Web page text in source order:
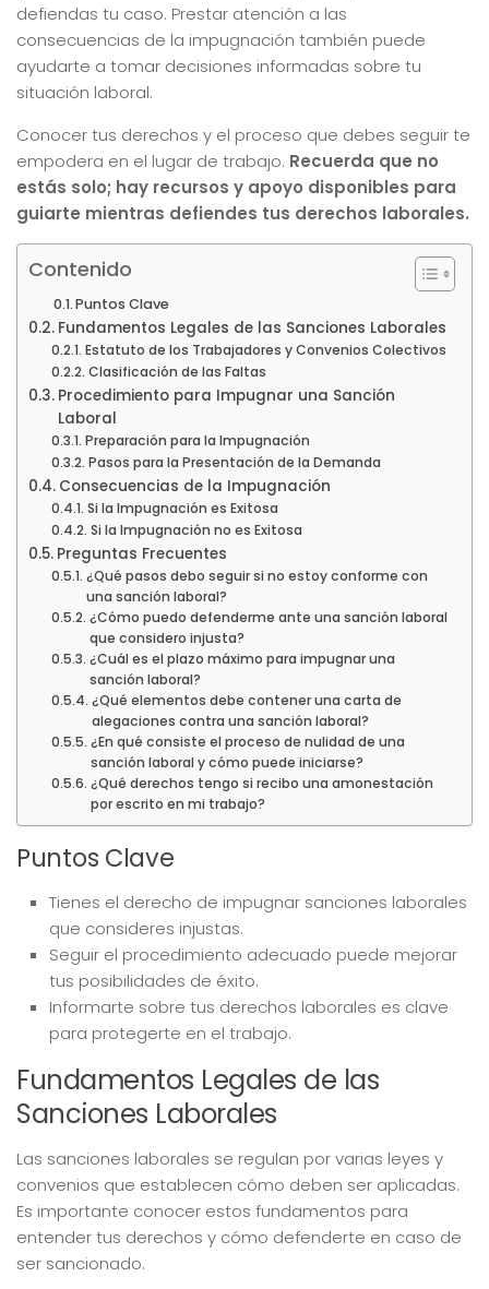
defiendas tu caso. Prestar atención a las
consecuencias de la impugnación también puede
ayudarte a tomar decisiones informadas sobre tu
situación laboral.
Conocer tus derechos y el proceso que debes seguir te
empodera en el lugar de trabajo. Recuerda que no
estás solo; hay recursos y apoyo disponibles para
guiarte mientras defiendes tus derechos laborales.
Contenido
Puntos Clave
Fundamentos Legales de las Sanciones Laborales
Estatuto de los Trabajadores y Convenios Colectivos
Clasificación de las Faltas
Procedimiento para Impugnar una Sanción
Laboral
Preparación para la Impugnación
Pasos para la Presentación de la Demanda
Consecuencias de la Impugnación
Si la Impugnación es Exitosa
Si la Impugnación no es Exitosa
Preguntas Frecuentes
¿Qué pasos debo seguir si no estoy conforme con
una sanción laboral?
¿Cómo puedo defenderme ante una sanción laboral
que considero injusta?
¿Cuál es el plazo máximo para impugnar una
sanción laboral?
¿Qué elementos debe contener una carta de
alegaciones contra una sanción laboral?
¿En qué consiste el proceso de nulidad de una
sanción laboral y cómo puede iniciarse?
¿Qué derechos tengo si recibo una amonestación
por escrito en mi trabajo?
Puntos Clave
Tienes el derecho de impugnar sanciones laborales
que consideres injustas.
Seguir el procedimiento adecuado puede mejorar
tus posibilidades de éxito.
Informarte sobre tus derechos laborales es clave
para protegerte en el trabajo.
Fundamentos Legales de las
Sanciones Laborales
Las sanciones laborales se regulan por varias leyes y
convenios que establecen cómo deben ser aplicadas.
Es importante conocer estos fundamentos para
entender tus derechos y cómo defenderte en caso de
ser sancionado.